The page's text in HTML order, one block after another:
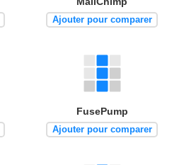
Ajouter pour comparer
FusePump
Ajouter pour comparer